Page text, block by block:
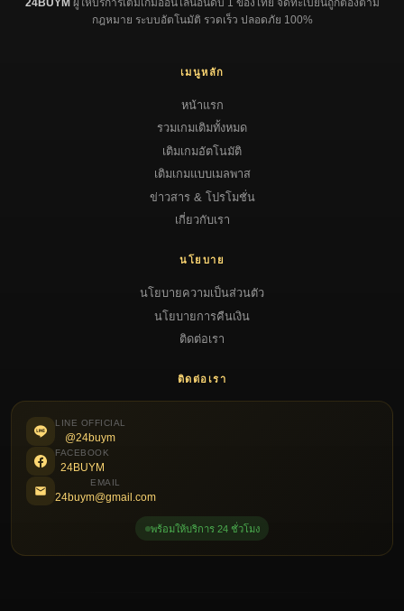
24BUYMผู้ให้บริการเติมเกมออนไลน์อันดับ 1 ของไทย จดทะเบียนถูกต้องตาม
กฎหมาย ระบบอัตโนมัติ รวดเร็ว ปลอดภัย 100%
เมนูหลัก
หน้าแรก
รวมเกมเติมทั้งหมด
เติมเกมอัตโนมัติ
เติมเกมแบบเมลพาส
ข่าวสาร & โปรโมชั่น
เกี่ยวกับเรา
นโยบาย
นโยบายความเป็นส่วนตัว
นโยบายการคืนเงิน
ติดต่อเรา
ติดต่อเรา
LINE OFFICIAL
@24buym
FACEBOOK
24BUYM
EMAIL
24buym@gmail.com
พร้อมให้บริการ 24 ชั่วโมง